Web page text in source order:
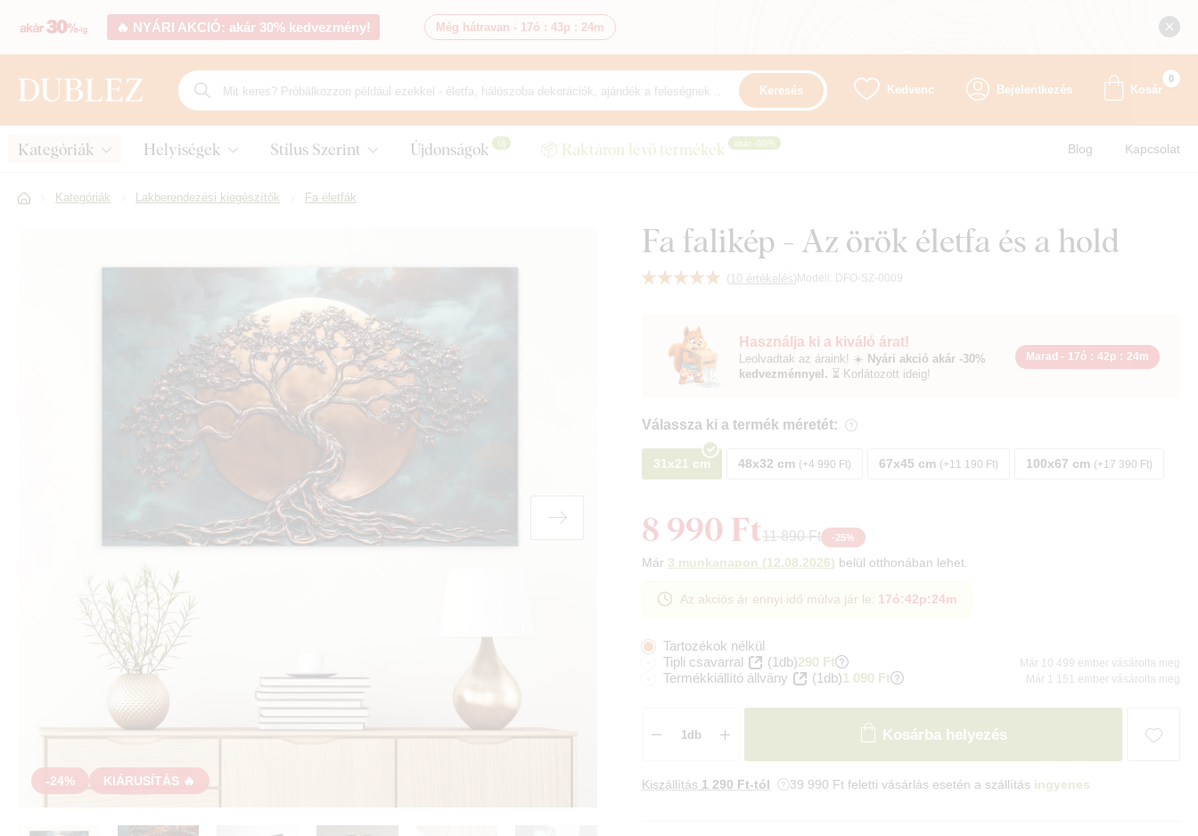
🔥 NYÁRI AKCIÓ: akár 30% kedvezmény! Még hátravan - 17ó : 43p : 22m
Keresés Kedvenc Bejelentkezés Kosár
0
Kategóriák Helyiségek Stílus Szerint Újdonságok Új 📦 Raktáron lévő termékek akár -50% Blog Kapcsolat
Kategóriák Lakberendezési kiegészítők Fa életfák
Fa falikép - Az örök életfa és a hold
( 10 értékelés) Modell: DFO-SZ-0009
-24% KIÁRUSÍTÁS 🔥
Használja ki a kiváló árat!
Leolvadtak az áraink! ☀️ Nyári akció akár -30%
kedvezménnyel. ⏳ Korlátozott ideig!
Marad - 17ó : 42p : 23m
Válassza ki a termék méretét:
31x21 cm 48x32 cm +4 990 Ft 67x45 cm +11 190 Ft 100x67 cm +17 390 Ft
8 990 Ft11 890 Ft -25%
Már 3 munkanapon (12.08.2026) belül otthonában lehet.
Az akciós ár ennyi idő múlva jár le: 17ó:42p:23m
Tartozékok nélkül
Tipli csavarral
(1db)290 Ft Már 10 499 ember vásárolta meg
Termékkiállító állvány (1db)1 090 Ft Már 1 151 ember vásárolta meg
Kosárba helyezés
Kiszállítás 1 290 Ft-tól 39 990 Ft feletti vásárlás esetén a szállítás ingyenes